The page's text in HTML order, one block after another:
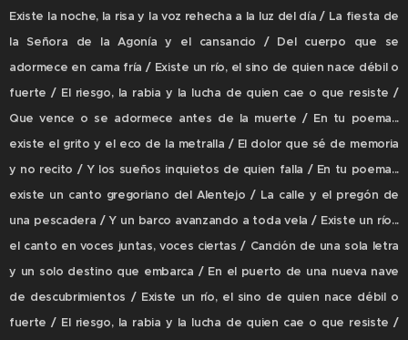
Existe la noche, la risa y la voz rehecha a la luz del día / La fiesta de
la Señora de la Agonía y el cansancio / Del cuerpo que se
adormece en cama fría / Existe un río, el sino de quien nace débil o
fuerte / El riesgo, la rabia y la lucha de quien cae o que resiste /
Que vence o se adormece antes de la muerte / En tu poema...
existe el grito y el eco de la metralla / El dolor que sé de memoria
y no recito / Y los sueños inquietos de quien falla / En tu poema...
existe un canto gregoriano del Alentejo / La calle y el pregón de
una pescadera / Y un barco avanzando a toda vela / Existe un río...
el canto en voces juntas, voces ciertas / Canción de una sola letra
y un solo destino que embarca / En el puerto de una nueva nave
de descubrimientos / Existe un río, el sino de quien nace débil o
fuerte / El riesgo, la rabia y la lucha de quien cae o que resiste /